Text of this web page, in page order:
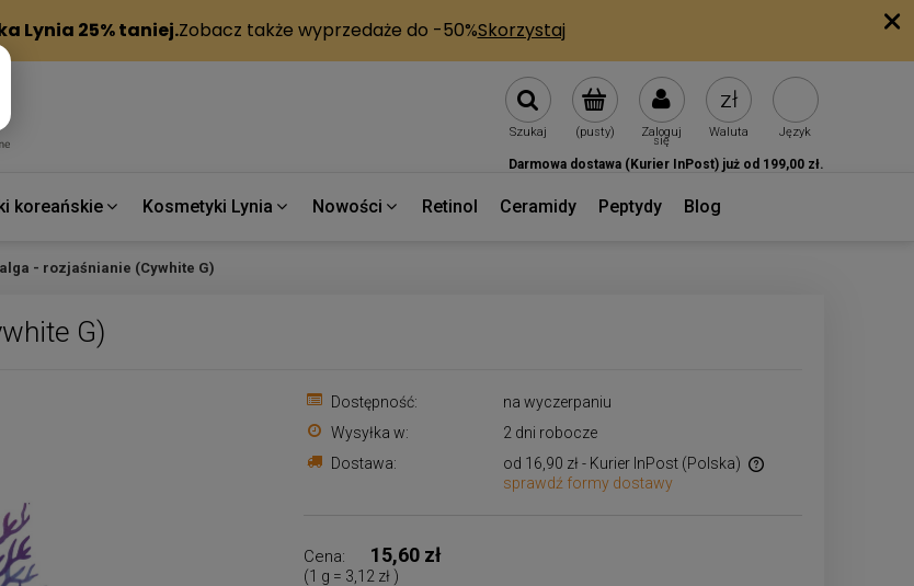
(pusty) Zaloguj
się
Szukaj Waluta Język
Darmowa dostawa (Kurier InPost) już od 199,00 zł.
koreańskie Kosmetyki Lynia Nowości Retinol Ceramidy Peptydy Blog
- rozjaśnianie (Cywhite G)
G)
Dostępność:
na wyczerpaniu
Wysyłka w:
2 dni robocze
Dostawa:
od 16,90 zł - Kurier InPost (Polska)
sprawdź formy dostawy
Cena: 15,60 zł
(1 g = 3,12 zł )